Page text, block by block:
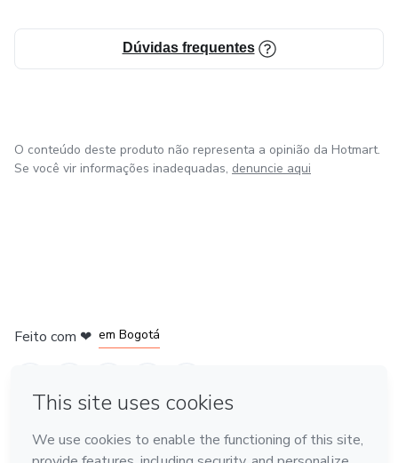
Dúvidas frequentes
O conteúdo deste produto não representa a opinião da Hotmart.
Se você vir informações inadequadas, denuncie aqui
Feito com ❤ em Bogotá
Conheça a Hotmart